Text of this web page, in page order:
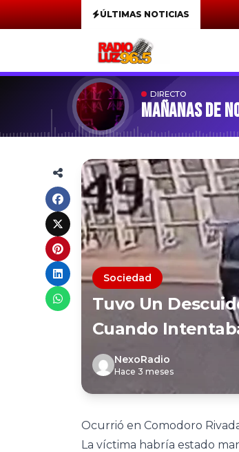
ÚLTIMAS NOTICIAS
DIRECTO
MAÑANAS DE
Sociedad
Tuvo Un
Cuando
NexoRadio
Hace 3 meses
Ocurrió en Comodoro
La víctima habría estado